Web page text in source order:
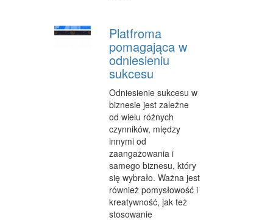
Platfroma
pomagająca w
odniesieniu
sukcesu
Odniesienie sukcesu w
biznesie jest zależne
od wielu różnych
czynników, między
innymi od
zaangażowania i
samego biznesu, który
się wybrało. Ważna jest
również pomysłowość i
kreatywność, jak też
stosowanie